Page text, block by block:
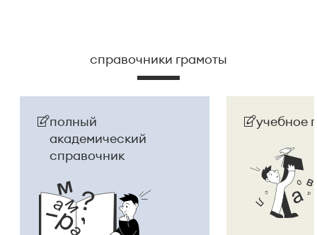
справочники грамоты
полный
академический
справочник
учебное